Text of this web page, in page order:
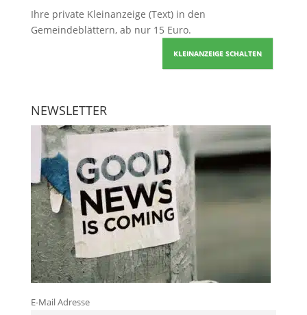
Ihre private Kleinanzeige (Text) in den
Gemeindeblättern, ab nur 15 Euro.
KLEINANZEIGE SCHALTEN
NEWSLETTER
E-Mail Adresse